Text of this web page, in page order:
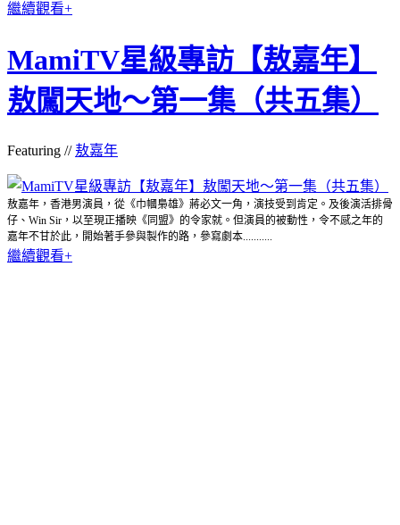
繼續觀看+
MamiTV星級專訪【敖嘉年】
敖闖天地～第一集（共五集）
Featuring // 敖嘉年
敖嘉年，香港男演員，從《巾幗梟雄》蔣必文一角，演技受到肯定。及後演活排骨
仔、Win Sir，以至現正播映《同盟》的令家就。但演員的被動性，令不感之年的
嘉年不甘於此，開始著手參與製作的路，參寫劇本...........
繼續觀看+